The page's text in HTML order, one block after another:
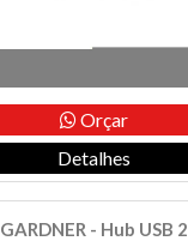
Orçar
Detalhes
GARDNER - Hub USB 2